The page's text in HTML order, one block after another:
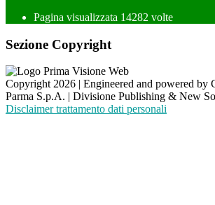
Pagina visualizzata 14282 volte
Sezione Copyright
Copyright 2026 | Engineered and powered by
Parma S.p.A. | Divisione Publishing & New
Disclaimer trattamento dati personali